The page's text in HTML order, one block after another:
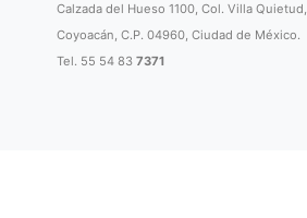
Calzada del Hueso 1100, Col. Villa Quietud,
Coyoacán, C.P. 04960, Ciudad de México.
Tel. 55 54 837371